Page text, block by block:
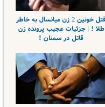
قتل خونین 2 زن میانسال به خاطر
طلا ! | جزئیات عجیب پرونده زن
قاتل در سمنان !